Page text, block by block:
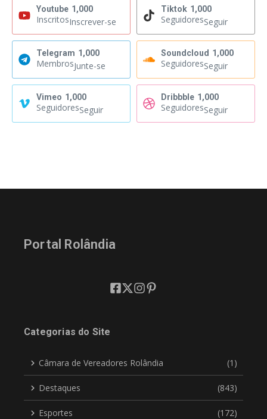
Youtube 1,000
InscritosInscrever-se
Tiktok 1,000
SeguidoresSeguir
Telegram 1,000
MembrosJunte-se
Soundcloud 1,000
SeguidoresSeguir
Vimeo 1,000
SeguidoresSeguir
Dribbble 1,000
SeguidoresSeguir
Portal Rolândia
Categorias do Site
Câmara de Vereadores Rolândia (1)
Destaques (843)
Esportes (172)